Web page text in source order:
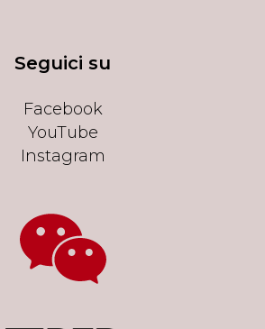
Seguici su
Facebook
YouTube
Instagram